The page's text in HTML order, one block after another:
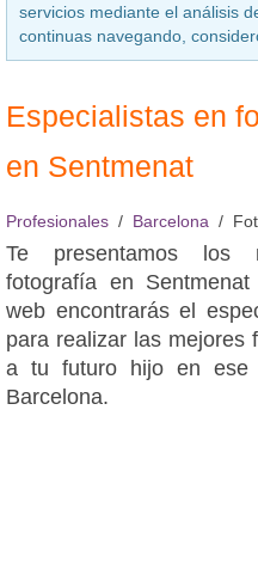
servicios mediante el análisis
continuas navegando,
Especialistas en
en Sentmenat
Profesionales Barcelona
Te presentamos los
fotografía en
web encontrarás el
para realizar las mejores
a tu futuro hijo en ese
Barcelona.